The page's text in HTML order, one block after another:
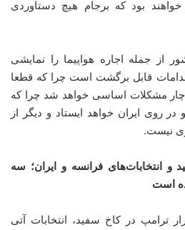
بود که برجام هیچ دستاوردی
از جمله اجاره هواپیما را نمایشی
قابل برگشت است چرا که قطعا
مشکلات اساسی خواهد شد چرا که
روی ایران خواهد ایستاد و دیگر از
نیست.
و انتخابات‌های فرانسه و ایران؛ سه
است
ترامپ در کاخ سفید، انتخابات آتی